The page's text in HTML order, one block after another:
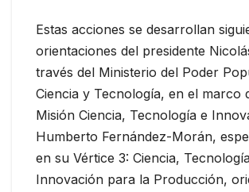
Estas acciones se desarrollan
orientaciones del presidente
través del Ministerio del Poder
Ciencia y Tecnología, en el marco
Misión Ciencia, Tecnología e
Humberto Fernández-Morán,
en su Vértice 3: Ciencia,
Innovación para la Producción,